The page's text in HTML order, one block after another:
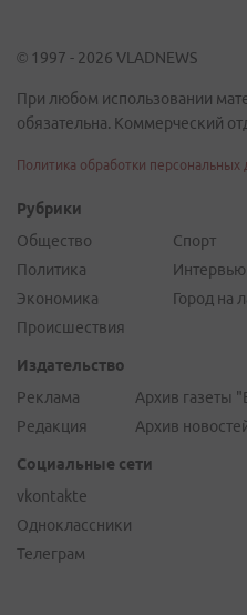
© 1997 - 2026 VLADNEWS
При любом использовании
обязательна. Коммерческий
Политика обработки персональных
Рубрики
Общество
Политика
Экономика
Происшествия
Спорт
Интервью
Город на
Издательство
Реклама
Редакция
Архив газеты
Архив
Социальные сети
vkontakte
Одноклассники
Телеграм